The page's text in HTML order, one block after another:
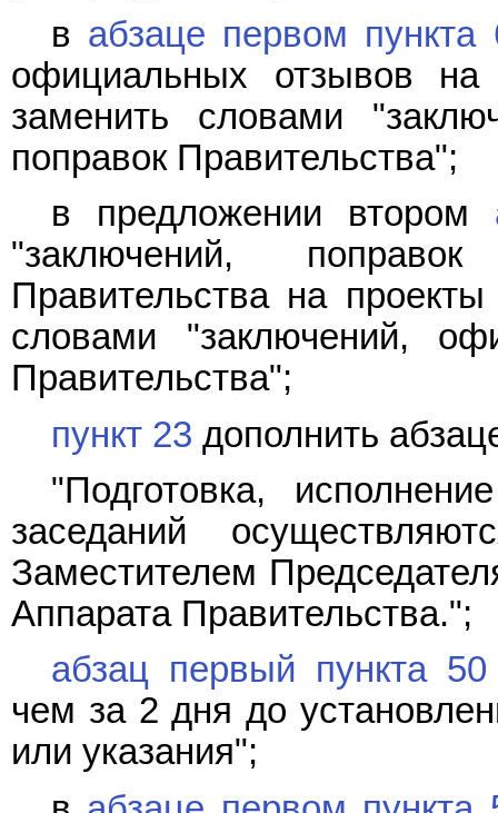
в абзаце первом пункта
официальных отзывов на
заменить словами
поправок Правительства";
в предложении втором
"заключений,
Правительства на
словами "заключений,
Правительства";
пункт 23 дополнить
"Подготовка,
заседаний
Заместителем
Аппарата Правительства.";
абзац первый пункта 50
чем за 2 дня до
или указания";